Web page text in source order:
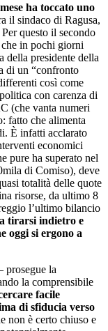
ha toccato uno
il sindaco di Ragusa,
questo il secondo
in pochi giorni
della presidente della
di un “confronto
così come
con carenza di
(che vanta numeri
fatto che alimenta
È infatti acclarato
economici
pure ha superato nel
di Comiso), deve
totalità delle quote
risorse, da ultimo 8
l’ultimo bilancio
tirarsi indietro e
oggi si ergono a
prosegue la
la comprensibile
facile
di sfiducia verso
non è certo chiuso e